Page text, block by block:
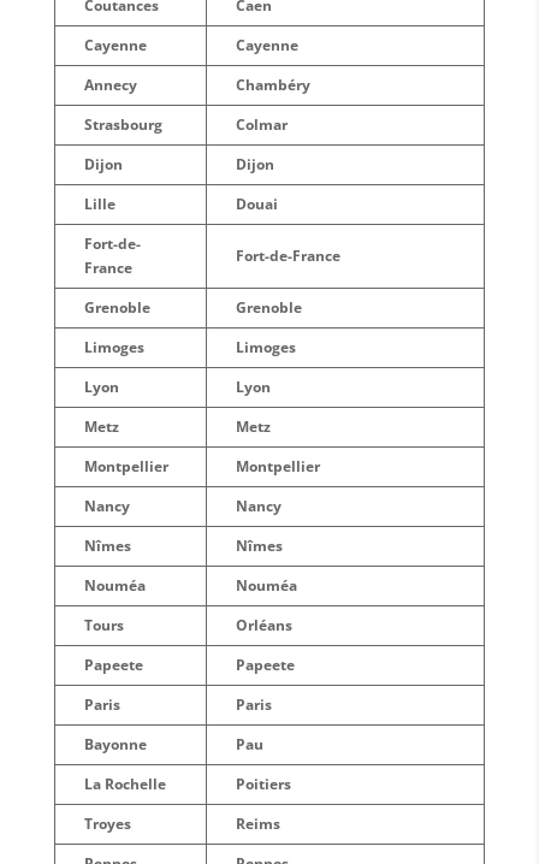
Coutances
Caen
Cayenne
Cayenne
Annecy
Chambéry
Strasbourg
Colmar
Dijon
Dijon
Lille
Douai
Fort-de-
France
Fort-de-France
Grenoble
Grenoble
Limoges
Limoges
Lyon
Lyon
Metz
Metz
Montpellier
Montpellier
Nancy
Nancy
Nîmes
Nîmes
Nouméa
Nouméa
Tours
Orléans
Papeete
Papeete
Paris
Paris
Bayonne
Pau
La Rochelle
Poitiers
Troyes
Reims